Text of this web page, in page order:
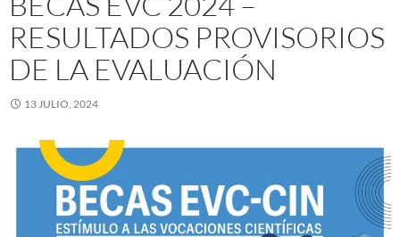
RESULTADOS PROVISORIOS
DE LA EVALUACIÓN
13 JULIO, 2024